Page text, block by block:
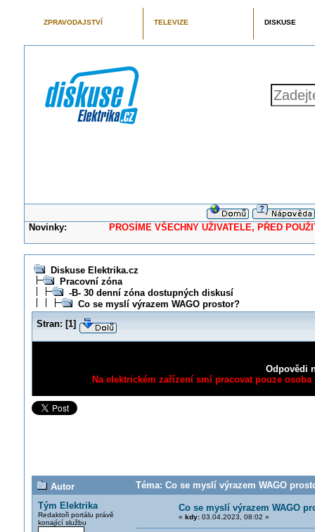
ZPRAVODAJSTVÍ TELEVIZE DISKUSE
Novinky: PROSÍME VŠECHNY UŽIVATELE, PŘED
Diskuse Elektrika.cz
Pracovní zóna
-B- 30 denní zóna dostupných diskusí
Co se myslí výrazem WAGO prostor?
Stran: [1]
Odpovědi
Na elektrickém zařízení smí pracovat pouze
Autor
Téma: Co se myslí výrazem WAGO
Tým Elektrika
Redaktoři portálu právě
konající službu
Co se myslí výrazem WAGO
« kdy:03.04.2023, 08:02 »